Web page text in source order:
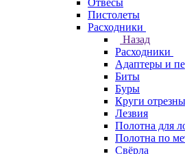
Отвесы
Пистолеты
Расходники
Назад
Расходники
Адаптеры и
Биты
Буры
Круги
Лезвия
Полотна для
Полотна по
Свёрла